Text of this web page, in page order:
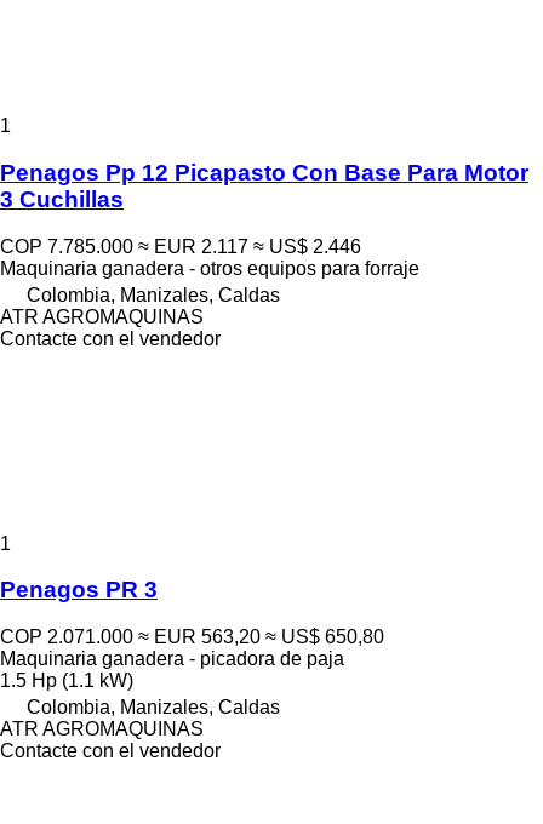
1
Penagos Pp 12 Picapasto Con Base Para Motor
3 Cuchillas
COP 7.785.000 ≈ EUR 2.117 ≈ US$ 2.446
Maquinaria ganadera - otros equipos para forraje
Colombia, Manizales, Caldas
ATR AGROMAQUINAS
Contacte con el vendedor
1
Penagos PR 3
COP 2.071.000 ≈ EUR 563,20 ≈ US$ 650,80
Maquinaria ganadera - picadora de paja
1.5 Hp (1.1 kW)
Colombia, Manizales, Caldas
ATR AGROMAQUINAS
Contacte con el vendedor